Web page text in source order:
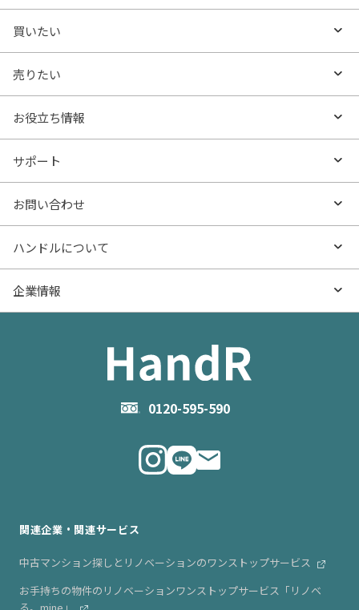
0120-595-590
買いたい
買いたいTOP
沿線・駅から探す
特集から探す
価格更新した物件
物件一覧
売りたい
売りたいTOP
AI査定
売却サービス
お役立ち記事（売却）
お役立ち情報
お役立ち情報TOP
- マンションの基礎知識
- マンション売却
- お金のこと
- 住まいの手引き サイトマップ
サポート
よくあるご質問
お問い合わせ
物件購入のご相談
住み替えのご相談
物件掲載に関するお問い合わせ
ハンドルについて
ハンドルとは
企業情報
関連企業・関連サービス
中古マンション探しとリノベーションのワンストップサービス
お手持ちの物件のリノベーションワンストップサービス「リノベ